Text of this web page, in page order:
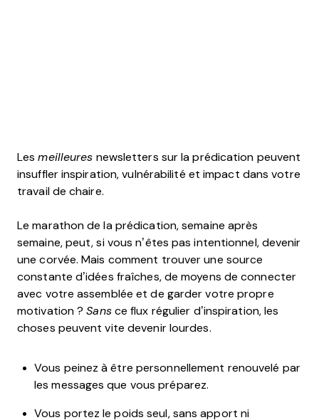
Lesmeilleures newsletters sur la prédication peuvent
insuffler inspiration, vulnérabilité et impact dans votre
travail de chaire.
Le marathon de la prédication, semaine après
semaine, peut, si vous n’êtes pas intentionnel, devenir
une corvée. Mais comment trouver une source
constante d’idées fraîches, de moyens de connecter
avec votre assemblée et de garder votre propre
motivation ?Sansce flux régulier d’inspiration, les
choses peuvent vite devenir lourdes.
Vous peinez à être personnellement renouvelé par
les messages que vous préparez.
Vous portez le poids seul, sans apport ni